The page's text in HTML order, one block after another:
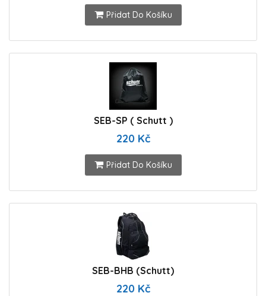
Přidat Do Košíku
SEB-SP ( Schutt )
220 Kč
Přidat Do Košíku
SEB-BHB (Schutt)
220 Kč